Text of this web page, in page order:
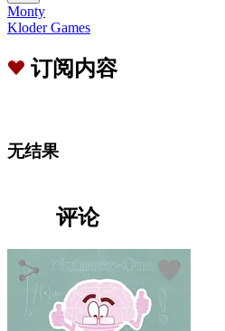
Monty
Kloder Games
订阅内容
无结果
评论